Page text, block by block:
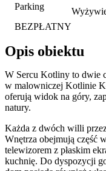
Parking
BEZPŁATNY
Opis obiektu
W Sercu Kotliny to dwie
w malowniczej Kotlinie
oferują widok na góry,
natury.
Każda z dwóch willi
Wnętrza obejmują część
telewizorem z płaskim
kuchnię. Do dyspozycji